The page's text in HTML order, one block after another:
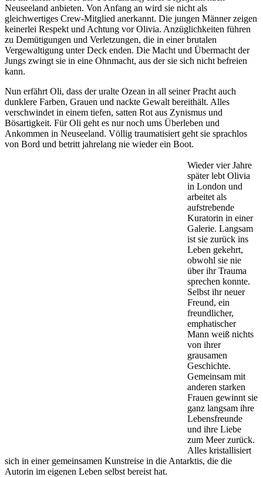
Neuseeland anbieten. Von Anfang an wird sie nicht als
gleichwertiges Crew-Mitglied anerkannt. Die jungen Männer zeigen
keinerlei Respekt und Achtung vor Olivia. Anzüglichkeiten führen
zu Demütigungen und Verletzungen, die in einer brutalen
Vergewaltigung unter Deck enden. Die Macht und Übermacht der
Jungs zwingt sie in eine Ohnmacht, aus der sie sich nicht befreien
kann.
Nun erfährt Oli, dass der uralte Ozean in all seiner Pracht auch
dunklere Farben, Grauen und nackte Gewalt bereithält. Alles
verschwindet in einem tiefen, satten Rot aus Zynismus und
Bösartigkeit. Für Oli geht es nur noch ums Überleben und
Ankommen in Neuseeland. Völlig traumatisiert geht sie sprachlos
von Bord und betritt jahrelang nie wieder ein Boot.
Wieder vier Jahre
später lebt Olivia
in London und
arbeitet als
aufstrebende
Kuratorin in einer
Galerie. Langsam
ist sie zurück ins
Leben gekehrt,
obwohl sie nie
über ihr Trauma
sprechen konnte.
Selbst ihr neuer
Freund, ein
freundlicher,
emphatischer
Mann weiß nichts
von ihrer
grausamen
Geschichte.
Gemeinsam mit
anderen starken
Frauen gewinnt sie
ganz langsam ihre
Lebensfreunde
und ihre Liebe
zum Meer zurück.
Alles kristallisiert
sich in einer gemeinsamen Kunstreise in die Antarktis, die die
Autorin im eigenen Leben selbst bereist hat.